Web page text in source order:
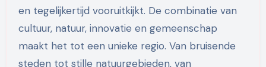
en tegelijkertijd vooruitkijkt. De combinatie van
cultuur, natuur, innovatie en gemeenschap
maakt het tot een unieke regio. Van bruisende
steden tot stille natuurgebieden, van